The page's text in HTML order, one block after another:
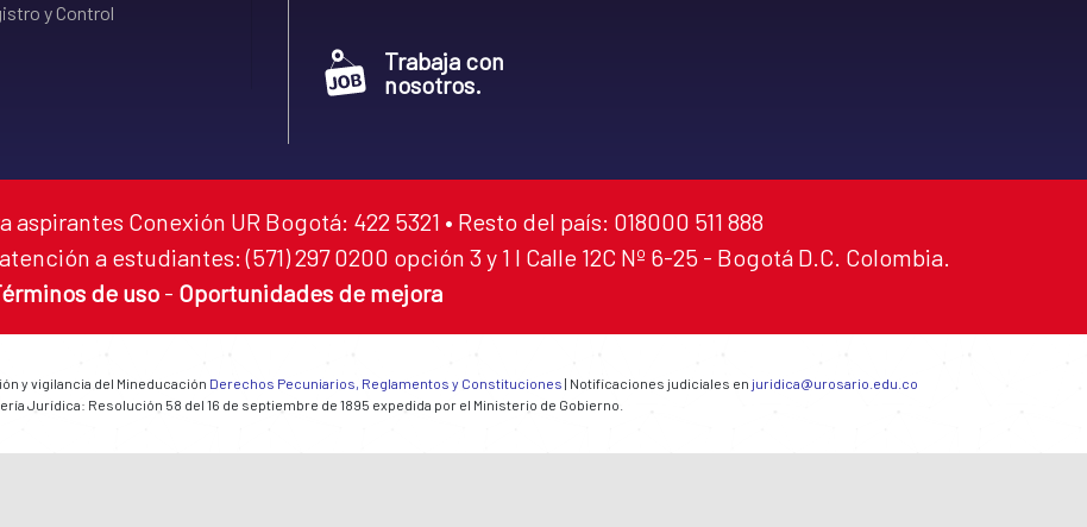
y Control
Trabaja con
nosotros.
aspirantes Conexión UR Bogotá: 422 5321 • Resto del país: 018000 511 888
a estudiantes: (571) 297 0200 opción 3 y 1 I Calle 12C Nº 6-25 - Bogotá D.C. Colombia.
de uso - Oportunidades de mejora
y vigilancia del Mineducación Derechos Pecuniarios, Reglamentos y Constituciones | Notificaciones judiciales en juridica@urosario.edu.co
Jurídica: Resolución 58 del 16 de septiembre de 1895 expedida por el Ministerio de Gobierno.